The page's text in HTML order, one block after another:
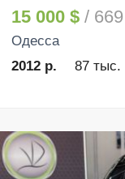
15 000 $ /
Одесса
2012 р.
87 тыс.